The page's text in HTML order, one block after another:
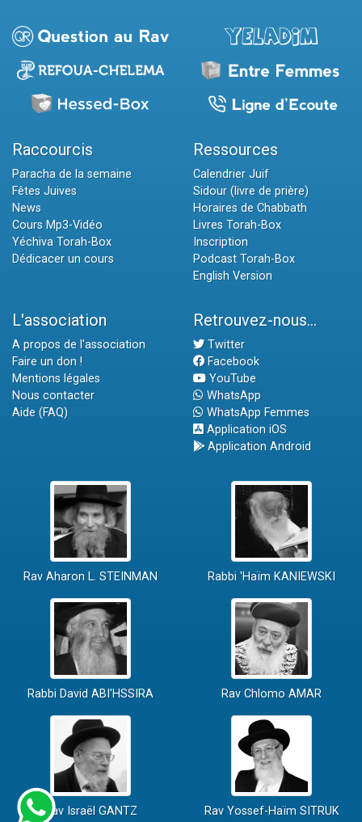
Raccourcis
Paracha de la semaine
Fêtes Juives
News
Cours Mp3-Vidéo
Yéchiva Torah-Box
Dédicacer un cours
Ressources
Calendrier Juif
Sidour (livre de prière)
Horaires de Chabbath
Livres Torah-Box
Inscription
Podcast Torah-Box
English Version
L'association
A propos de l'association
Faire un don !
Mentions légales
Nous contacter
Aide (FAQ)
Retrouvez-nous...
Twitter
Facebook
YouTube
WhatsApp
WhatsApp Femmes
Application iOS
Application Android
Rav Aharon L. STEINMAN Rabbi 'Haïm KANIEWSKI
Rabbi David ABI'HSSIRA Rav Chlomo AMAR
Rav Israël GANTZ Rav Yossef-Haïm SITRUK